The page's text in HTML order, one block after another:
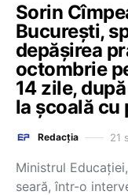
Sorin
București,
depășirea
octombrie
14 zile,
la școală cu
Redacția 21
Ministrul
seară, într-o